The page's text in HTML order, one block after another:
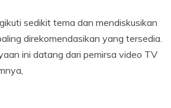
sedikit tema dan mendiskusikan
direkomendasikan yang tersedia.
ini datang dari pemirsa video TV